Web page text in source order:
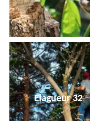
Elagueur 32